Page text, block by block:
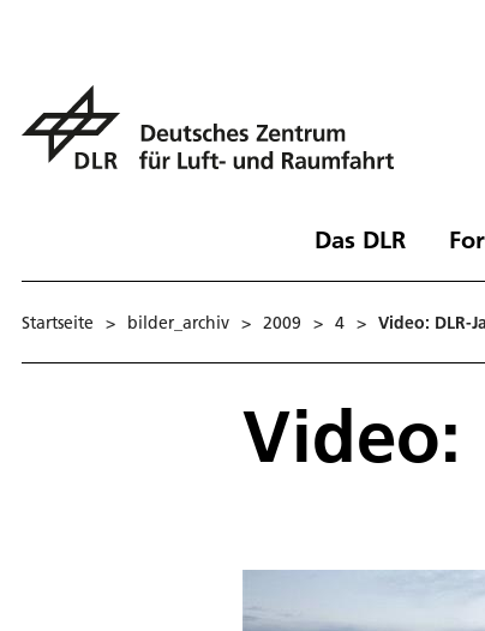
Das DLR
Startseite > bilder_archiv > 2009 > 4 > Video: DLR-
Video: